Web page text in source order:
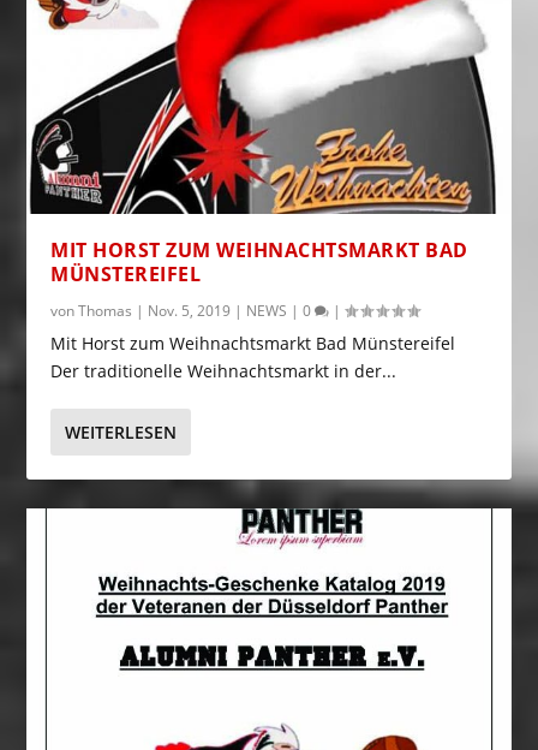
MIT HORST ZUM WEIHNACHTSMARKT BAD
MÜNSTEREIFEL
vonThomas | Nov. 5, 2019 | NEWS |0 |
Mit Horst zum Weihnachtsmarkt Bad Münstereifel
Der traditionelle Weihnachtsmarkt in der...
WEITERLESEN